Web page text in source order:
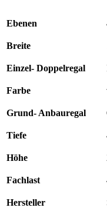
kg
verzinkt
Ebenen
Breite
Einzel- Doppelregal
Farbe
Grund- Anbauregal
Tiefe
Höhe
Fachlast
Hersteller